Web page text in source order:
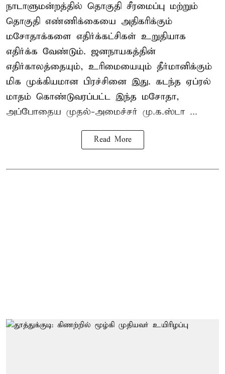
நாடாளுமன்றத்தில் தொகுதி சீரமைப்பு மற்றும்
தொகுதி எண்ணிக்கையை அதிகரிக்கும்
மசோதாக்களை எதிர்க்கட்சிகள் உறுதியாக
எதிர்க்க வேண்டும். ஜனநாயகத்தின்
எதிர்காலத்தையும், உரிமையையும் தீர்மானிக்கும்
மிக முக்கியமான பிரச்சினை இது. கடந்த ஏப்ரல்
மாதம் கொண்டுவரப்பட்ட இந்த மசோதா,
அப்போதைய முதல்-அமைச்சர் மு.க.ஸ்டா ...
Read More